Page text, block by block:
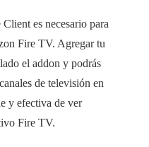
es necesario para
Fire TV. Agregar tu
el addon y podrás
de televisión en
y efectiva de ver
Fire TV.